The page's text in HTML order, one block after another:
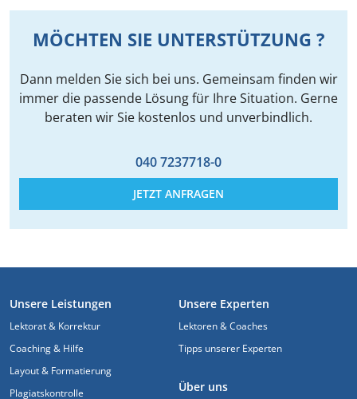
MÖCHTEN SIE UNTERSTÜTZUNG ?
Dann melden Sie sich bei uns. Gemeinsam finden wir
immer die passende Lösung für Ihre Situation. Gerne
beraten wir Sie kostenlos und unverbindlich.
040 7237718-0
JETZT ANFRAGEN
FUSSZEILE
Unsere Leistungen
Lektorat & Korrektur
Coaching & Hilfe
Layout & Formatierung
Plagiatskontrolle
Unsere Experten
Lektoren & Coaches
Tipps unserer Experten
Über uns